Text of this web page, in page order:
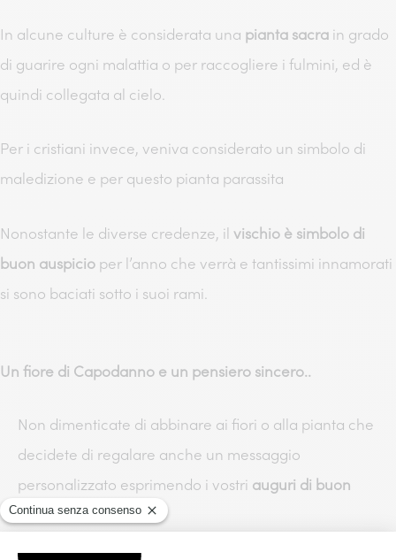
In alcune culture è considerata una pianta sacra in grado
di guarire ogni malattia o per raccogliere i fulmini, ed è
quindi collegata al cielo.
Per i cristiani invece, veniva considerato un simbolo di
maledizione e per questo pianta parassita
Nonostante le diverse credenze, il vischio è simbolo di
buon auspicio per l’anno che verrà e tantissimi innamorati
si sono baciati sotto i suoi rami.
Un fiore di Capodanno e un pensiero sincero..
Non dimenticate di abbinare ai fiori o alla pianta che
decidete di regalare anche un messaggio
personalizzato esprimendo i vostri auguri di buon
annosinceri!